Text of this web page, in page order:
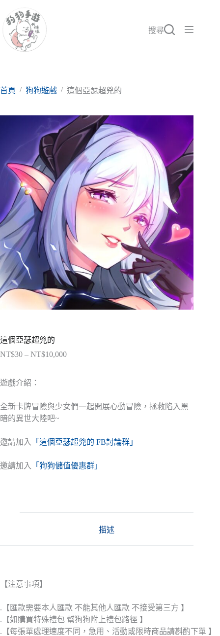
至
要
搜尋
首頁 / 狗狗遊戲 / 這個亞瑟超兇的
這個亞瑟超兇的
NT$30 – NT$10,000價
NT$30
到
遊戲介紹：
全新卡牌冒險與少女們一起開展心動冒險，拯救陷入黑
暗的異世大陸吧~
邀請加入 「這個亞瑟超兇的 FB討論群」
邀請加入 「狗狗儲值優惠群」
描述
【注意事項】
.【匯款需要本人匯款 不能其他人匯款 不接受第三方 】
.【如購買特殊禮包 幫狗狗附上禮包路徑 】
.【每張單處理速度不同，急用、活動或限時商品請斟酌下單 】